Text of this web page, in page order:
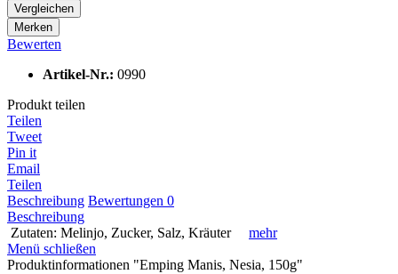
Vergleichen
Merken
Bewerten
Artikel-Nr.: 0990
Produkt teilen
Teilen
Tweet
Pin it
Email
Teilen
Beschreibung Bewertungen 0
Beschreibung
Zutaten: Melinjo, Zucker, Salz, Kräuter mehr
Menü schließen
Produktinformationen "Emping Manis, Nesia, 150g"